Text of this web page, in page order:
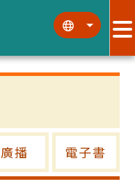
::: :::
廣播 電子書